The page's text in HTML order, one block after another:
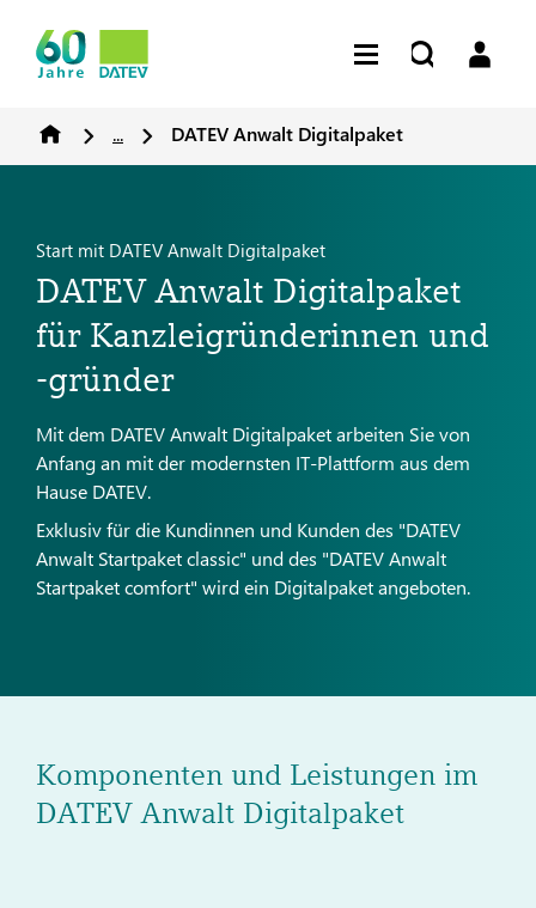
... DATEV Anwalt Digitalpaket
Start mit DATEV Anwalt Digitalpaket
DATEV Anwalt Digitalpaket
für Kanzleigründerinnen und
-gründer
Mit dem DATEV Anwalt Digitalpaket arbeiten Sie von
Anfang an mit der modernsten IT-Plattform aus dem
Hause DATEV.
Exklusiv für die Kundinnen und Kunden des "DATEV
Anwalt Startpaket classic" und des "DATEV Anwalt
Startpaket comfort" wird ein Digitalpaket angeboten.
Komponenten und Leistungen im
DATEV Anwalt Digitalpaket